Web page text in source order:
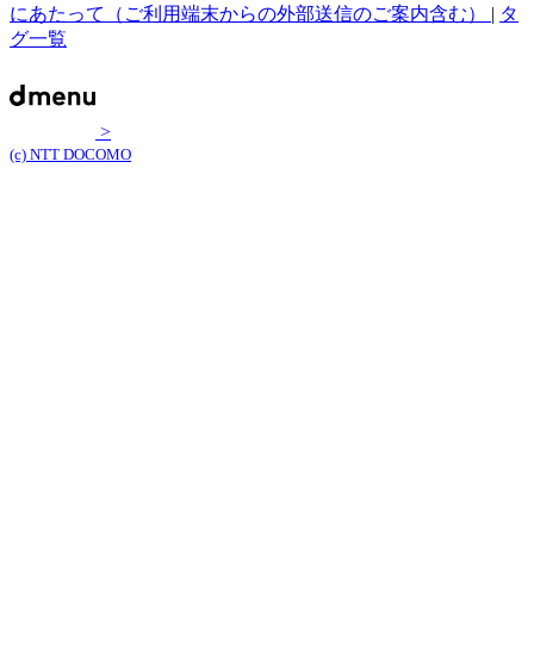
にあたって（ご利用端末からの外部送信のご案内含む） | タ
グ一覧
>
(c) NTT DOCOMO